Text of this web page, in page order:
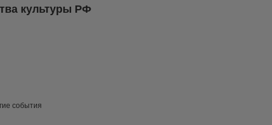
культуры РФ
события